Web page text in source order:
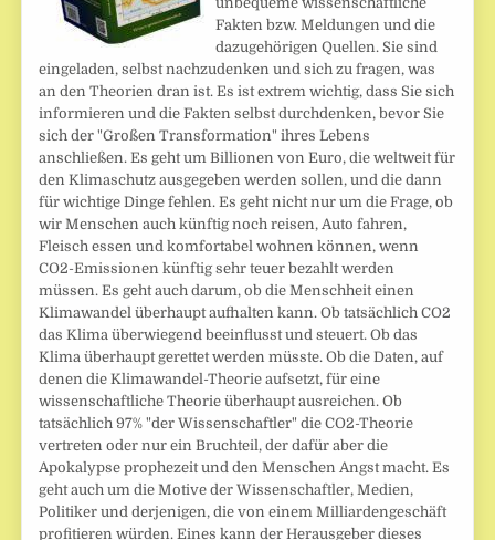
Fakten bzw. Meldungen und die
dazugehörigen Quellen. Sie sind
eingeladen, selbst nachzudenken und sich zu fragen, was
an den Theorien dran ist. Es ist extrem wichtig, dass Sie sich
informieren und die Fakten selbst durchdenken, bevor Sie
sich der "Großen Transformation" ihres Lebens
anschließen. Es geht um Billionen von Euro, die weltweit für
den Klimaschutz ausgegeben werden sollen, und die dann
für wichtige Dinge fehlen. Es geht nicht nur um die Frage, ob
wir Menschen auch künftig noch reisen, Auto fahren,
Fleisch essen und komfortabel wohnen können, wenn
CO2-Emissionen künftig sehr teuer bezahlt werden
müssen. Es geht auch darum, ob die Menschheit einen
Klimawandel überhaupt aufhalten kann. Ob tatsächlich CO2
das Klima überwiegend beeinflusst und steuert. Ob das
Klima überhaupt gerettet werden müsste. Ob die Daten, auf
denen die Klimawandel-Theorie aufsetzt, für eine
wissenschaftliche Theorie überhaupt ausreichen. Ob
tatsächlich 97% "der Wissenschaftler" die CO2-Theorie
vertreten oder nur ein Bruchteil, der dafür aber die
Apokalypse prophezeit und den Menschen Angst macht. Es
geht auch um die Motive der Wissenschaftler, Medien,
Politiker und derjenigen, die von einem Milliardengeschäft
profitieren würden. Eines kann der Herausgeber dieses